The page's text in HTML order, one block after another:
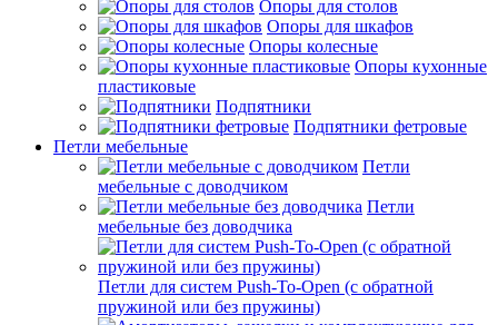
Опоры для столов
Опоры для шкафов
Опоры колесные
Опоры кухонные
пластиковые
Подпятники
Подпятники фетровые
Петли мебельные
Петли
мебельные с доводчиком
Петли
мебельные без доводчика
Петли для систем Push-To-Open (с обратной
пружиной или без пружины)